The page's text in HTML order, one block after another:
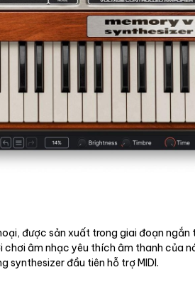
được sản xuất trong giai đoạn
âm nhạc yêu thích âm thanh của
synthesizer đầu tiên hỗ trợ MIDI.